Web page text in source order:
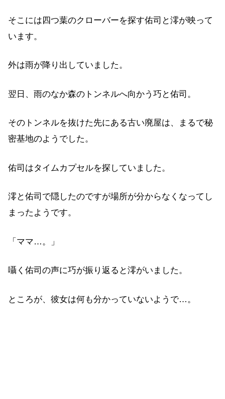
そこには四つ葉のクローバーを探す佑司と澪が映って
います。
外は雨が降り出していました。
翌日、雨のなか森のトンネルへ向かう巧と佑司。
そのトンネルを抜けた先にある古い廃屋は、まるで秘
密基地のようでした。
佑司はタイムカプセルを探していました。
澪と佑司で隠したのですが場所が分からなくなってし
まったようです。
「ママ…。」
囁く佑司の声に巧が振り返ると澪がいました。
ところが、彼女は何も分かっていないようで…。